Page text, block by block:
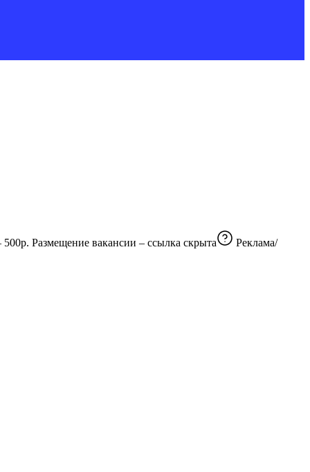
№ 7007251462 Канал с вакансиями для дизайнеров всех направлений, от Web до 3D и Motion. Стоимость размещения вакансии – 500р. Размещение вакансии – ссылка скрыта Реклама/